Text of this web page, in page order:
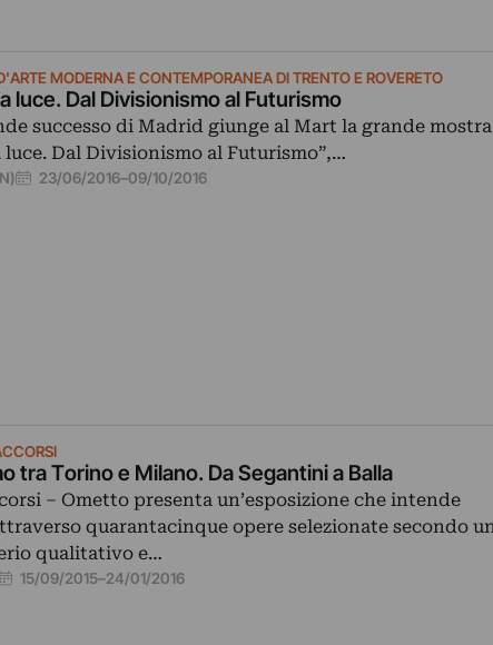
MODERNA E CONTEMPORANEA DI TRENTO E ROVERETO
luce. Dal Divisionismo al Futurismo
successo di Madrid giunge al Mart la grande mostra
Dal Divisionismo al Futurismo”,…
23/06/2016–09/10/2016
tra Torino e Milano. Da Segantini a Balla
– Ometto presenta un’esposizione che intende
quarantacinque opere selezionate secondo un
qualitativo e…
15/09/2015–24/01/2016